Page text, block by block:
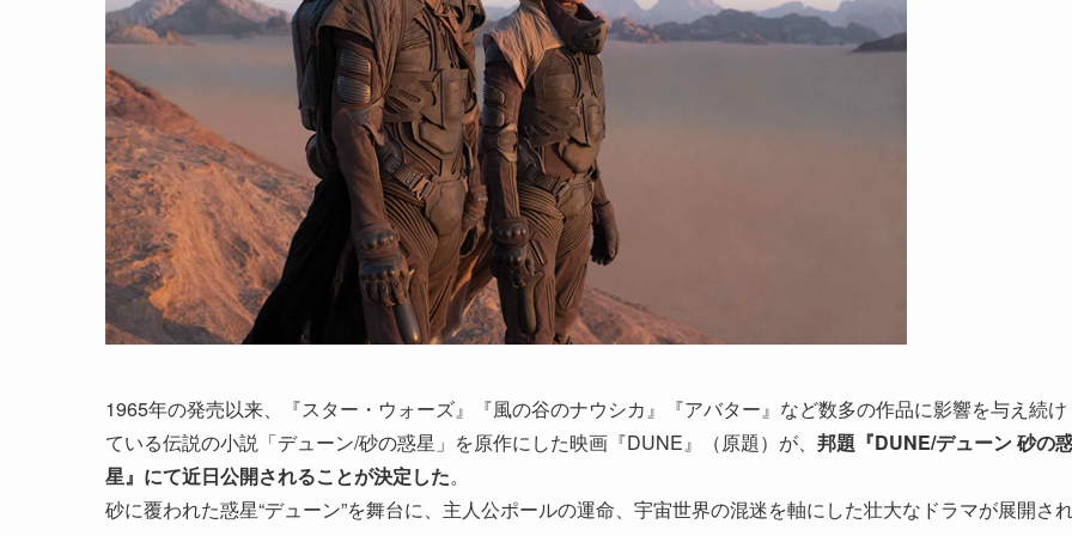
1965年の発売以来、『スター・ウォーズ』『風の谷のナウシカ』『アバター』など数多の作品に影響を与え続け
ている伝説の小説「デューン/砂の惑星」を原作にした映画『DUNE』（原題）が、 邦題『DUNE/デューン 砂の
星』にて近日公開されることが決定した。
砂に覆われた惑星“デューン”を舞台に、主人公ポールの運命、宇宙世界の混迷を軸にした壮大なドラマが展開さ